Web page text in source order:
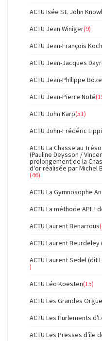
ACTU Isée St. John
ACTU Jean Winiger(9)
ACTU Jean-François
ACTU Jean-Jacques
ACTU Jean-Philippe
ACTU Jean-Pierre Noté
ACTU John Karp(51)
ACTU John-Frédéric
ACTU La Chasse au
(Pauline Deysson /
prolongement de la
d'or réalisée par Michel
(46)
ACTU La Gymnosophe
ACTU La méthode APILI
ACTU Laurent Benarrous
ACTU Laurent Beurdeley
ACTU Laurent Sedel (dit
)
ACTU Léo Koesten(15)
ACTU Les Grandes
ACTU Les Hurlements
ACTU Les Presses d'île